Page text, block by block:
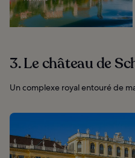
3. Le château de
Un complexe royal entouré de